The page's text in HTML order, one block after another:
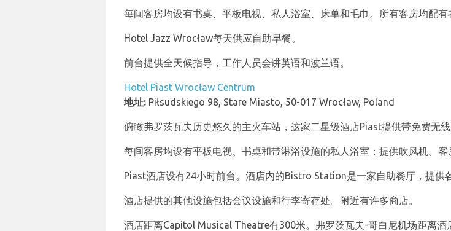
每间客房均设有书桌、平板电视、私人浴室、床单和毛巾。所有客房均配有
Hotel Jazz Wrocław每天供应自助早餐。
前台提供全天候指导，工作人员会讲英语和波兰语。
Hotel Piast Wrocław Centrum
地址: Piłsudskiego 98, Stare Miasto, 50-017 Wrocław, Poland
俯瞰弗罗茨瓦夫历史悠久的主火车站，这家二星级酒店Piast提供带免费无
每间客房均设有平板电视、书桌和带淋浴设施的私人浴室；提供吹风机。
Piast酒店设有24小时前台。酒店内的Bistro Station是一家自助餐厅，提供
酒店提供的其他设施包括会议设施和行李寄存处。附近有许多商店。
酒店距离Capitol Musical Theatre有300米。弗罗茨瓦夫-哥白尼机场距离酒